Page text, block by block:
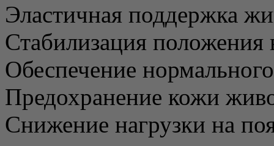
Эластичная поддержка
Стабилизация положения
Обеспечение
Предохранение кожи
Снижение нагрузки на